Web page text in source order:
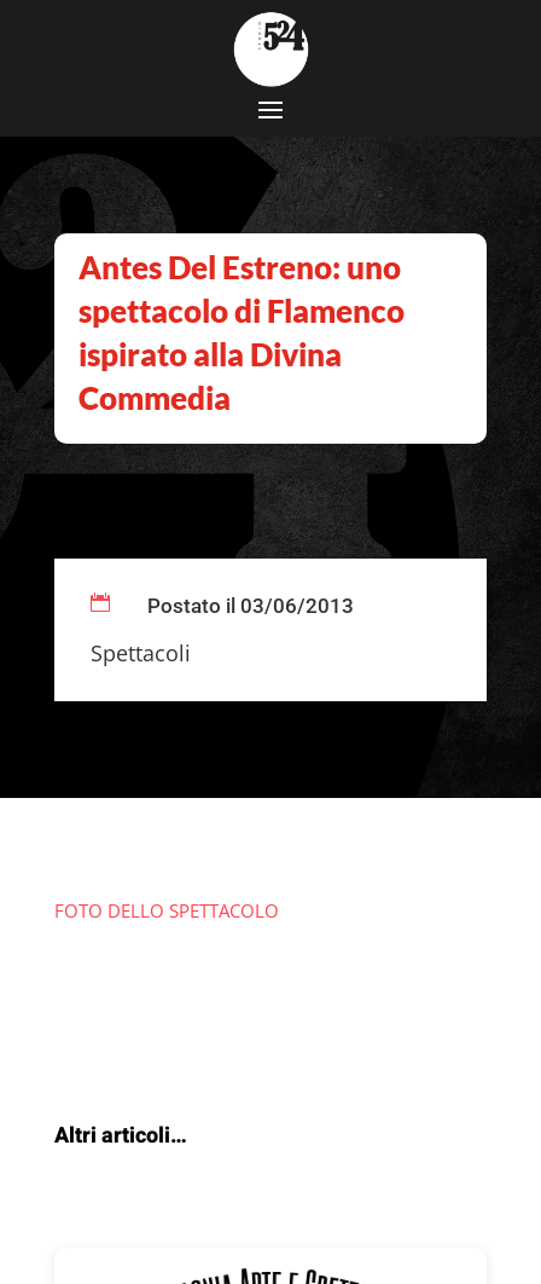
Antes Del Estreno: uno
spettacolo di Flamenco
ispirato alla Divina
Commedia
 Postato il 03/06/2013
Spettacoli
FOTO DELLO SPETTACOLO
Altri articoli…